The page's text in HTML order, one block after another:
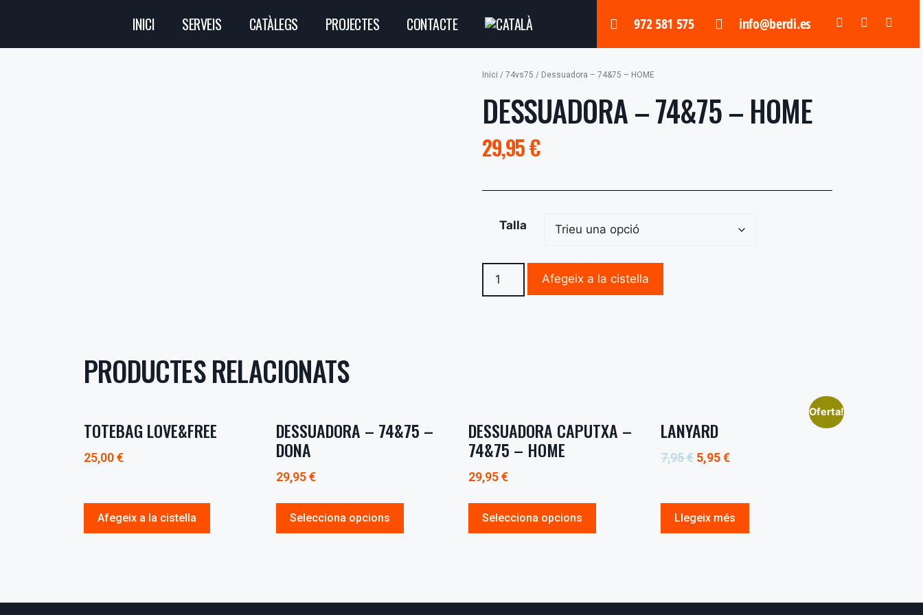
INICI SERVEIS CATÀLEGS PROJECTES CONTACTE 972 581 575​ info@berdi.es
Inici / 74vs75 / Dessuadora – 74&75 – HOME
DESSUADORA – 74&75 – HOME
29,95€
Talla
Afegeix a la cistella
PRODUCTES RELACIONATS
TOTEBAG LOVE&FREE
25,00€
Afegeix a la cistella
DESSUADORA – 74&75 –
DONA
29,95€
Selecciona opcions
DESSUADORA CAPUTXA –
74&75 – HOME
29,95€
Selecciona opcions
Oferta!
LANYARD
7,95€ 5,95€
Llegeix més